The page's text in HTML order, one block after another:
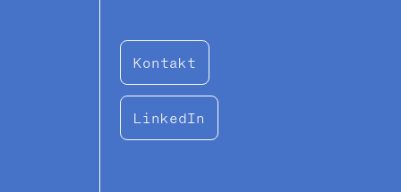
Kontakt
LinkedIn